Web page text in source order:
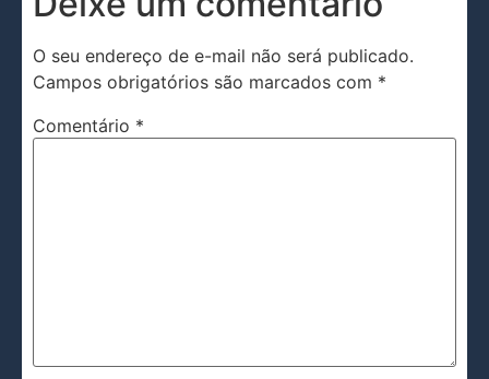
O seu endereço de e-mail não será publicado.
Campos obrigatórios são marcados com *
Comentário *